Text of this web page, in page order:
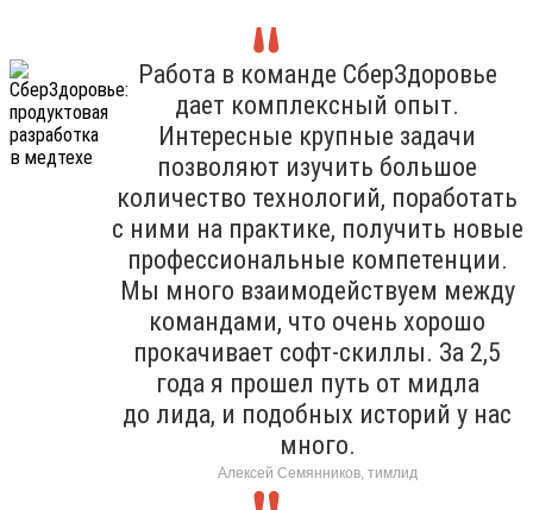
Работа в команде СберЗдоровье
дает комплексный опыт.
Интересные крупные задачи
позволяют изучить большое
количество технологий, поработать
с ними на практике, получить новые
профессиональные компетенции.
Мы много взаимодействуем между
командами, что очень хорошо
прокачивает софт-скиллы. За 2,5
года я прошел путь от мидла
до лида, и подобных историй у нас
много.
Алексей Семянников, тимлид